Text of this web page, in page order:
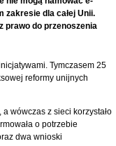
zakresie dla całej Unii.
prawo do przenoszenia
Tymczasem 25
reformy unijnych
wówczas z sieci korzystało
o potrzebie
dwa wnioski